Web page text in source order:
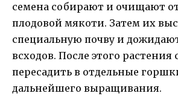
семена собирают и очищают
плодовой мякоти. Затем их
специальную почву и
всходов. После этого растения
пересадить в отдельные
дальнейшего выращивания.